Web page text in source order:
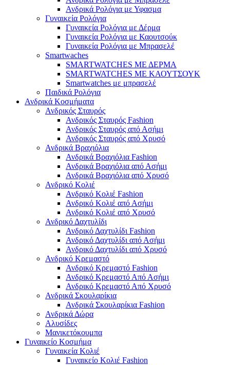
Ανδρικά Ρολόγια με Υφασμα
Γυναικεία Ρολόγια
Γυναικεία Ρολόγια με Δέρμα
Γυναικεία Ρολόγια με Καουτσούκ
Γυναικεία Ρολόγια με Μπρασελέ
Smartwaches
SMARTWATCHES ΜΕ ΔΕΡΜΑ
SMARTWATCHES ΜΕ ΚΑΟΥΤΣΟΥΚ
Smartwatches με μπρασελέ
Παιδικά Ρολόγια
Ανδρικά Κοσμήματα
Ανδρικός Σταυρός
Ανδρικός Σταυρός Fashion
Ανδρικός Σταυρός από Ασήμι
Ανδρικός Σταυρός από Χρυσό
Ανδρικά Βραχιόλια
Ανδρικά Βραχιόλια Fashion
Ανδρικά Βραχιόλια από Ασήμι
Ανδρικά Βραχιόλια από Χρυσό
Ανδρικό Κολιέ
Ανδρικό Κολιέ Fashion
Ανδρικό Κολιέ από Ασήμι
Ανδρικό Κολιέ από Χρυσό
Ανδρικό Δαχτυλίδι
Ανδρικό Δαχτυλίδι Fashion
Ανδρικό Δαχτυλίδι από Ασήμι
Ανδρικό Δαχτυλίδι από Χρυσό
Ανδρικό Κρεμαστό
Ανδρικό Κρεμαστό Fashion
Ανδρικό Κρεμαστό Από Ασήμι
Ανδρικό Κρεμαστό Από Χρυσό
Ανδρικά Σκουλαρίκια
Ανδρικά Σκουλαρίκια Fashion
Ανδρικά Δώρα
Αλυσίδες
Μανικετόκουμπα
Γυναικείο Κοσμήμα
Γυναικεία Κολιέ
Γυναικείο Κολιέ Fashion